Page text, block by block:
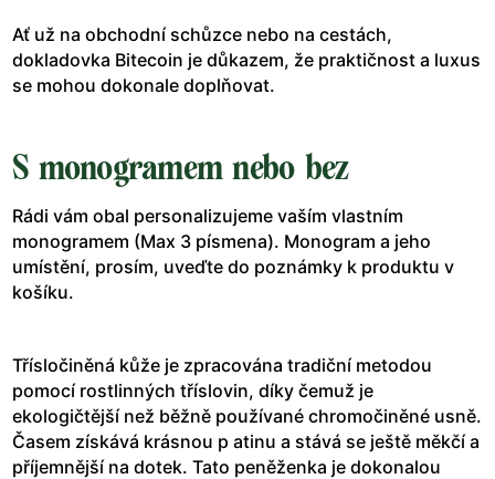
Ať už na obchodní schůzce nebo na cestách,
dokladovka Bitecoin je důkazem, že praktičnost a luxus
se mohou dokonale doplňovat.
S monogramem nebo bez
Rádi vám obal personalizujeme vaším vlastním
monogramem (Max 3 písmena). Monogram a jeho
umístění, prosím, uveďte do poznámky k produktu v
košíku.
Třísločiněná kůže je zpracována tradiční metodou
pomocí rostlinných tříslovin, díky čemuž je
ekologičtější než běžně používané chromočiněné usně.
Časem získává krásnou p atinu a stává se ještě měkčí a
příjemnější na dotek. Tato peněženka je dokonalou